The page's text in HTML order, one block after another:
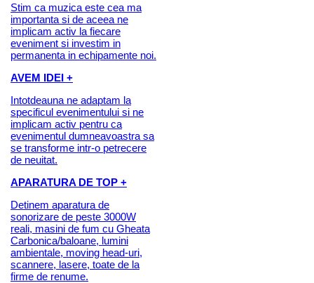
Stim ca muzica este cea ma
importanta si de aceea ne
implicam activ la fiecare
eveniment si investim in
permanenta in echipamente noi.
AVEM IDEI +
Intotdeauna ne adaptam la
specificul evenimentului si ne
implicam activ pentru ca
evenimentul dumneavoastra sa
se transforme intr-o petrecere
de neuitat.
APARATURA DE TOP +
Detinem aparatura de
sonorizare de peste 3000W
reali, masini de fum cu Gheata
Carbonica/baloane, lumini
ambientale, moving head-uri,
scannere, lasere, toate de la
firme de renume.